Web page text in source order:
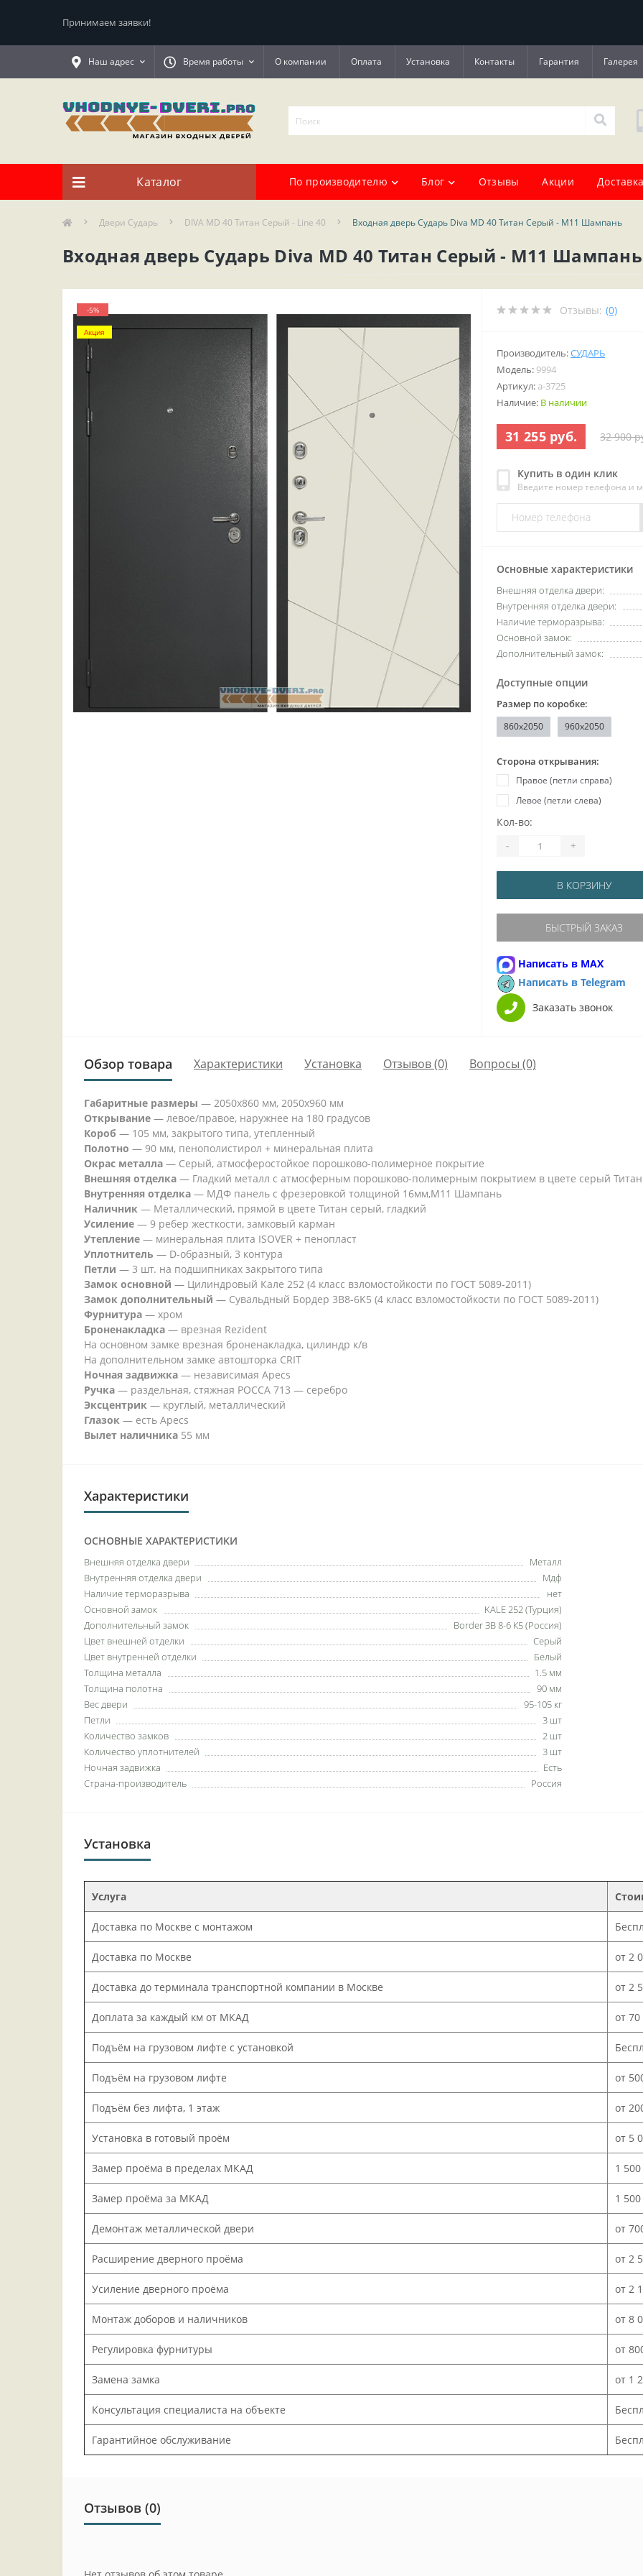
Принимаем заявки!
Наш адрес Время работы О компании Оплата Установка Контакты Гарантия Галерея
Каталог По производителю Блог Отзывы Акции
Двери Сударь DIVA MD 40 Титан Серый - Line 40 Входная дверь Сударь Diva MD 40 Титан Серый - M11 Шампань
Входная дверь Сударь Diva MD 40 Титан Серый - M11 Шампань
-5%
Акция
Отзывы: (0)
Производитель:СУДАРЬ
Модель: 9994
Артикул: a-3725
Наличие: В наличии
31 255 руб. 32 900
Купить в один клик
Введите номер телефона и
Основные характеристики
Внешняя отделка двери:
Внутренняя отделка двери:
Наличие терморазрыва:
Основной замок:
Дополнительный замок:
Доступные опции
Размер по коробке:
860x2050 960x2050
Сторона открывания:
Правое (петли справа)
Левое (петли слева)
Кол-во:
- +
В КОРЗИНУ
БЫСТРЫЙ ЗАКАЗ
Написать в MAX
Написать в Telegram
Заказать звонок
Обзор товара Характеристики Установка Отзывов (0) Вопросы (0)
Габаритные размеры — 2050x860 мм, 2050x960 мм
Открывание — левое/правое, наружнее на 180 градусов
Короб — 105 мм, закрытого типа, утепленный
Полотно — 90 мм, пенополистирол + минеральная плита
Окрас металла — Серый, атмосферостойкое порошково-полимерное покрытие
Внешняя отделка — Гладкий металл с атмосферным порошково-полимерным покрытием в цвете серый Титан
Внутренняя отделка — МДФ панель с фрезеровкой толщиной 16мм,M11 Шампань
Наличник — Металлический, прямой в цвете Титан серый, гладкий
Усиление — 9 ребер жесткости, замковый карман
Утепление — минеральная плита ISOVER + пенопласт
Уплотнитель — D-образный, 3 контура
Петли — 3 шт. на подшипниках закрытого типа
Замок основной — Цилиндровый Кале 252 (4 класс взломостойкости по ГОСТ 5089-2011)
Замок дополнительный — Сувальдный Бордер 3B8-6K5 (4 класс взломостойкости по ГОСТ 5089-2011)
Фурнитура — хром
Броненакладка — врезная Rezident
На основном замке врезная броненакладка, цилиндр к/в
На дополнительном замке автошторка CRIT
Ночная задвижка — независимая Apecs
Ручка — раздельная, стяжная РОССА 713 — серебро
Эксцентрик — круглый, металлический
Глазок — есть Apecs
Вылет наличника 55 мм
Характеристики
ОСНОВНЫЕ ХАРАКТЕРИСТИКИ
Внешняя отделка двери
Металл
Внутренняя отделка двери
Мдф
Наличие терморазрыва
нет
Основной замок
KALE 252 (Турция)
Дополнительный замок
Border ЗВ 8-6 К5 (Россия)
Цвет внешней отделки
Серый
Цвет внутренней отделки
Белый
Толщина металла
1.5 мм
Толщина полотна
90 мм
Вес двери
95-105 кг
Петли
3 шт
Количество замков
2 шт
Количество уплотнителей
3 шт
Ночная задвижка
Есть
Страна-производитель
Россия
Установка
Услуга
Доставка по Москве с монтажом
Доставка по Москве от 2
Доставка до терминала транспортной компании в Москве от 2
Доплата за каждый км от МКАД от
Подъём на грузовом лифте с установкой
Подъём на грузовом лифте от
Подъём без лифта, 1 этаж от
Установка в готовый проём от 5
Замер проёма в пределах МКАД 1
Замер проёма за МКАД 1
Демонтаж металлической двери от
Расширение дверного проёма от 2
Усиление дверного проёма от 2
Монтаж доборов и наличников от 8
Регулировка фурнитуры от
Замена замка от 1
Консультация специалиста на объекте
Гарантийное обслуживание
Отзывов (0)